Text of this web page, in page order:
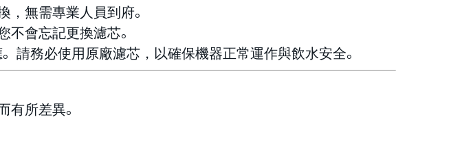
，無需專業人員到府。
會忘記更換濾芯。
請務必使用原廠濾芯，以確保機器正常運作與飲水安全。
所差異。